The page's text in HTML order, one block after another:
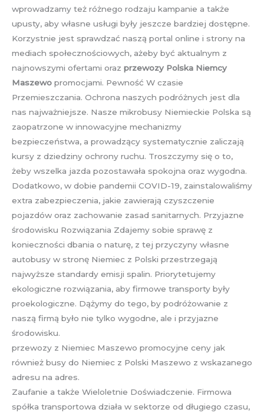
wprowadzamy też różnego rodzaju kampanie a także
upusty, aby własne usługi były jeszcze bardziej dostępne.
Korzystnie jest sprawdzać naszą portal online i strony na
mediach społecznościowych, ażeby być aktualnym z
najnowszymi ofertami oraz przewozy Polska Niemcy
Maszewo promocjami. Pewność W czasie
Przemieszczania. Ochrona naszych podróżnych jest dla
nas najważniejsze. Nasze mikrobusy Niemieckie Polska są
zaopatrzone w innowacyjne mechanizmy
bezpieczeństwa, a prowadzący systematycznie zaliczają
kursy z dziedziny ochrony ruchu. Troszczymy się o to,
żeby wszelka jazda pozostawała spokojna oraz wygodna.
Dodatkowo, w dobie pandemii COVID-19, zainstalowaliśmy
extra zabezpieczenia, jakie zawierają czyszczenie
pojazdów oraz zachowanie zasad sanitarnych. Przyjazne
środowisku Rozwiązania Zdajemy sobie sprawę z
konieczności dbania o naturę, z tej przyczyny własne
autobusy w stronę Niemiec z Polski przestrzegają
najwyższe standardy emisji spalin. Priorytetujemy
ekologiczne rozwiązania, aby firmowe transporty były
proekologiczne. Dążymy do tego, by podróżowanie z
naszą firmą było nie tylko wygodne, ale i przyjazne
środowisku.
przewozy z Niemiec Maszewo promocyjne ceny jak
również busy do Niemiec z Polski Maszewo z wskazanego
adresu na adres.
Zaufanie a także Wieloletnie Doświadczenie. Firmowa
spółka transportowa działa w sektorze od długiego czasu,